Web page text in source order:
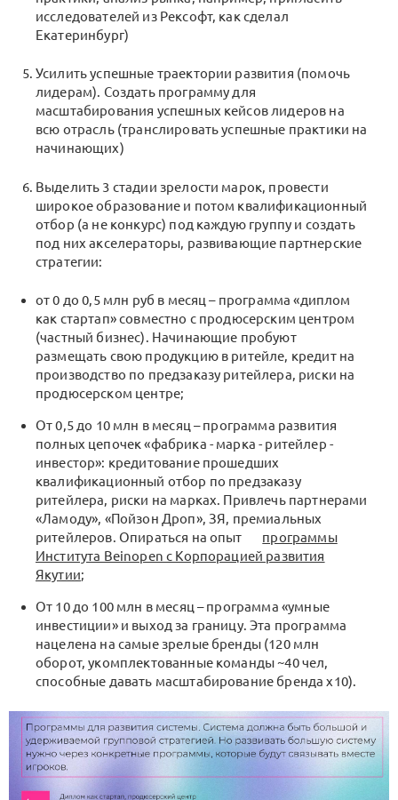
исследователей из Рексофт, как сделал
Екатеринбург)
Усилить успешные траектории развития (помочь
лидерам). Создать программу для
масштабирования успешных кейсов лидеров на
всю отрасль (транслировать успешные практики на
начинающих)
Выделить 3 стадии зрелости марок, провести
широкое образование и потом квалификационный
отбор (а не конкурс) под каждую группу и создать
под них акселераторы, развивающие партнерские
стратегии:
от 0 до 0,5 млн руб в месяц – программа «диплом
как стартап» совместно с продюсерским центром
(частный бизнес). Начинающие пробуют
размещать свою продукцию в ритейле, кредит на
производство по предзаказу ритейлера, риски на
продюсерском центре;
От 0,5 до 10 млн в месяц – программа развития
полных цепочек «фабрика - марка - ритейлер -
инвестор»: кредитование прошедших
квалификационный отбор по предзаказу
ритейлера, риски на марках. Привлечь партнерами
«Ламоду», «Пойзон Дроп», ЗЯ, премиальных
ритейлеров. Опираться на опыт
программы
Института Beinopen с Корпорацией развития
Якутии;
От 10 до 100 млн в месяц – программа «умные
инвестиции» и выход за границу. Эта программа
нацелена на самые зрелые бренды (120 млн
оборот, укомплектованные команды ~40 чел,
способные давать масштабирование бренда х10).